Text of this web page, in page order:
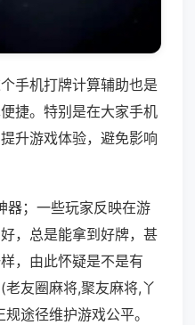
手机打牌计算辅助也是
捷。特别是在大家手机
升游戏体验，避免影响
器；一些玩家反映在游
，总是能拿到好牌，甚
，由此怀疑是不是有
友圈麻将,聚友麻将,丫
途径维护游戏公平。